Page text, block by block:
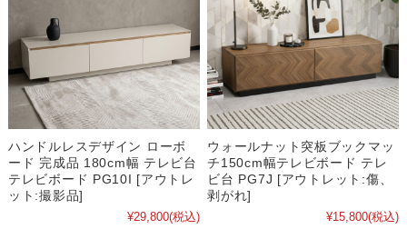
ハンドルレスデザイン ローボ
ード 完成品 180cm幅 テレビ台
テレビボード PG10I [アウトレ
ット:撮影品]
¥29,800(税込)
ウォールナット突板ブックマッ
チ150cm幅テレビボード テレ
ビ台 PG7J [アウトレット:傷、
剥がれ]
¥15,800(税込)